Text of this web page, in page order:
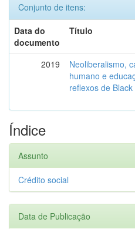
Conjunto de itens:
Data do
documento
Título
2019
Neoliberalismo,
humano e
reflexos de Black
Índice
Assunto
Crédito social
Data de Publicação